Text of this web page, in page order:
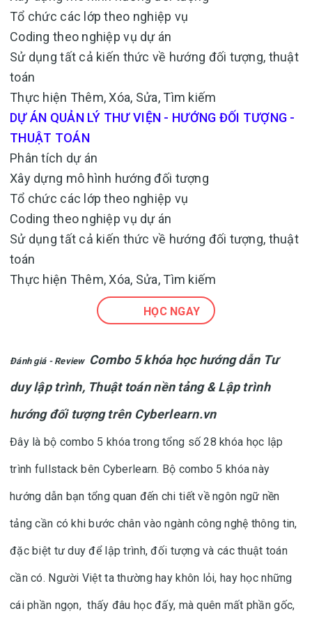
Tổ chức các lớp theo nghiệp vụ
Coding theo nghiệp vụ dự án
Sử dụng tất cả kiến thức về hướng đối tượng, thuật
toán
Thực hiện Thêm, Xóa, Sửa, Tìm kiếm
DỰ ÁN QUẢN LÝ THƯ VIỆN - HƯỚNG ĐỐI TƯỢNG -
THUẬT TOÁN
Phân tích dự án
Xây dựng mô hình hướng đối tượng
Tổ chức các lớp theo nghiệp vụ
Coding theo nghiệp vụ dự án
Sử dụng tất cả kiến thức về hướng đối tượng, thuật
toán
Thực hiện Thêm, Xóa, Sửa, Tìm kiếm
HỌC NGAY
Đánh giá - Review Combo 5 khóa học hướng dẫn Tư
duy lập trình, Thuật toán nền tảng & Lập trình
hướng đối tượng trên Cyberlearn.vn
Đây là bộ combo 5 khóa trong tổng số 28 khóa học lập
trình fullstack bên Cyberlearn. Bộ combo 5 khóa này
hướng dẫn bạn tổng quan đến chi tiết về ngôn ngữ nền
tảng cần có khi bước chân vào ngành công nghệ thông tin,
đặc biệt tư duy để lập trình, đối tượng và các thuật toán
cần có. Người Việt ta thường hay khôn lỏi, hay học những
cái phần ngọn, thấy đâu học đấy, mà quên mất phần gốc,